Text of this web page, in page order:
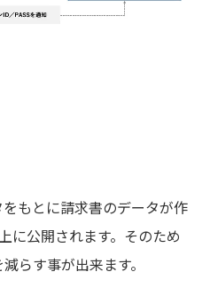
もとに請求書のデータが作
に公開されます。そのため
らす事が出来ます。